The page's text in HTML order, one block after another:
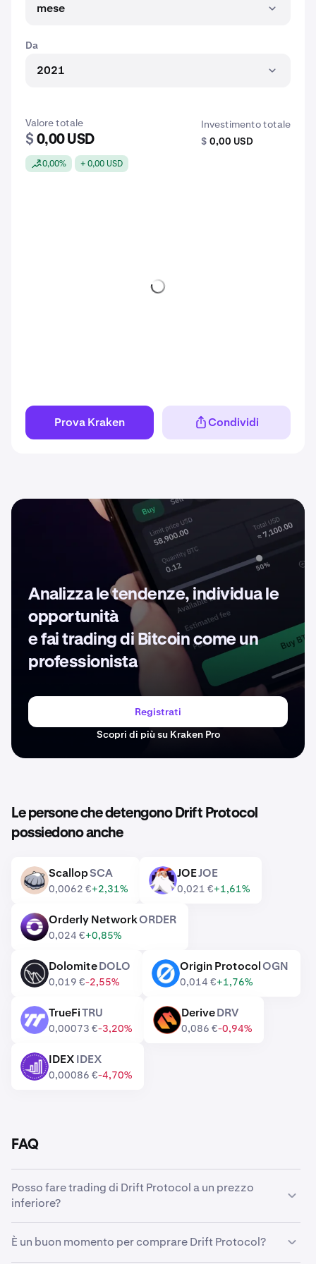
mese
Da
2021
Valore totale
$ 0,00 USD
0,00% + 0,00 USD
Investimento totale
$ 0,00 USD
Prova Kraken Condividi
Analizza le tendenze, individua le
opportunità
e fai trading di Bitcoin come un
professionista
Registrati
Scopri di più su Kraken Pro
Le persone che detengono Drift Protocol
possiedono anche
SCA ScallopSCA
0,0062 €+2,31%
JOE JOEJOE
0,021 €+1,61%
ORDER Orderly NetworkORDER
0,024 €+0,85%
DOLO DolomiteDOLO
0,019 €-2,55%
OGN Origin ProtocolOGN
0,014 €+1,76%
TRU TrueFiTRU
0,00073 €-3,20%
DRV DeriveDRV
0,086 €-0,94%
IDEX IDEXIDEX
0,00086 €-4,70%
FAQ
Posso fare trading di Drift Protocol a un prezzo
inferiore?
acquistare automaticamente Drift Protocol quando è
disponibile a un prezzo inferiore.
È un buon momento per comprare Drift Protocol?